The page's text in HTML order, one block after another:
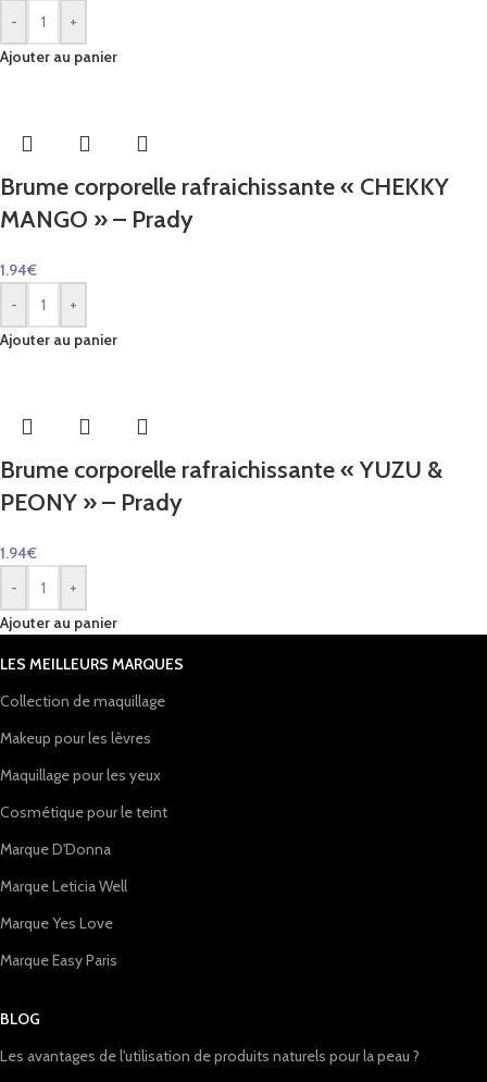
-
+
Ajouter au panier
Brume corporelle rafraichissante « CHEKKY
MANGO » – Prady
1.94€
-
+
Ajouter au panier
Brume corporelle rafraichissante « YUZU &
PEONY » – Prady
1.94€
-
+
Ajouter au panier
LES MEILLEURS MARQUES
Collection de maquillage
Makeup pour les lèvres
Maquillage pour les yeux
Cosmétique pour le teint
Marque D'Donna
Marque Leticia Well
Marque Yes Love
Marque Easy Paris
BLOG
Les avantages de l'utilisation de produits naturels pour la peau ?